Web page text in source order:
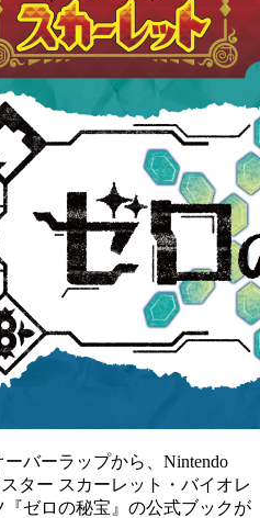
バーラップから、Nintendo
ター スカーレット・バイオレ
ゼロの秘宝』の公式ブックが